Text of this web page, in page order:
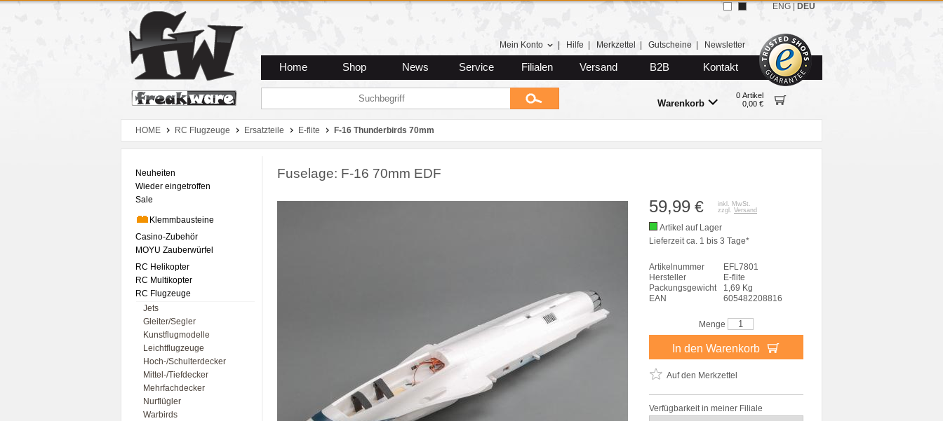
Zum Hauptmenue
Zum Seiteninhalt
Zum Warenkob
Mein Konto Hilfe Merkzettel Gutscheine Newsletter
Home Shop News Service Filialen Versand B2B Kontakt
Warenkorb
0 Artikel
0,00 €
ENG DEU
HOME RC Flugzeuge Ersatzteile E-flite F-16 Thunderbirds 70mm
Neuheiten
Wieder eingetroffen
Sale
Klemmbausteine
Casino-Zubehör
MOYU Zauberwürfel
RC Helikopter
RC Multikopter
RC Flugzeuge
Jets
Gleiter/Segler
Kunstflugmodelle
Leichtflugzeuge
Hoch-/Schulterdecker
Mittel-/Tiefdecker
Mehrfachdecker
Nurflügler
Warbirds
Fuselage: F-16 70mm EDF
59,99 €
inkl. MwSt.
zzgl. Versand
Artikel auf Lager
Lieferzeit ca. 1 bis 3 Tage*
Artikelnummer
EFL7801
Hersteller
E-flite
Packungsgewicht
1,69 Kg
EAN
605482208816
Menge
In den Warenkorb
Auf den Merkzettel
Verfügbarkeit in meiner Filiale